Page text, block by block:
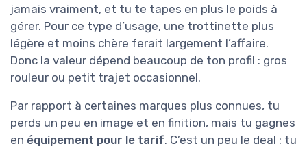
jamais vraiment, et tu te tapes en plus le poids à
gérer. Pour ce type d’usage, une trottinette plus
légère et moins chère ferait largement l’affaire.
Donc la valeur dépend beaucoup de ton profil : gros
rouleur ou petit trajet occasionnel.
Par rapport à certaines marques plus connues, tu
perds un peu en image et en finition, mais tu gagnes
en équipement pour le tarif. C’est un peu le deal : tu